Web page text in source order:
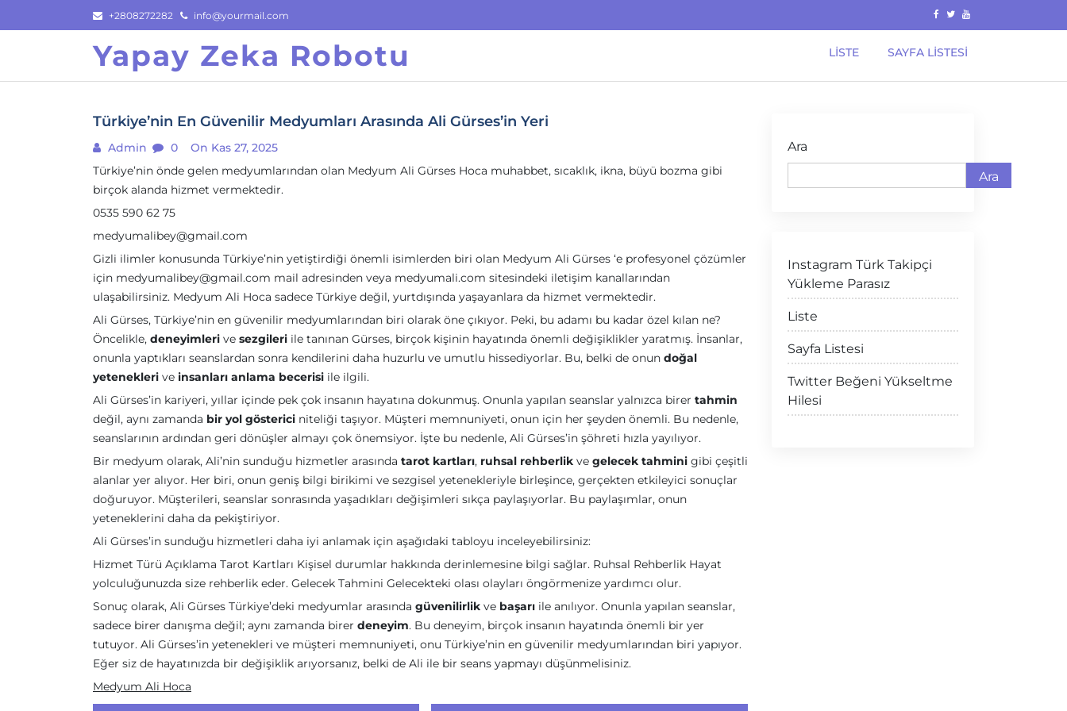
to
+2808272282 info@yourmail.com
Yapay Zeka Robotu LISTE SAYFA LISTESI
Türkiye’nin En Güvenilir Medyumları Arasında Ali Gürses’in Yeri
Admin 0
On Kas 27, 2025
Türkiye’nin önde gelen medyumlarından olan Medyum Ali Gürses Hoca muhabbet, sıcaklık, ikna, büyü bozma gibi
birçok alanda hizmet vermektedir.
0535 590 62 75
medyumalibey@gmail.com
Gizli ilimler konusunda Türkiye’nin yetiştirdiği önemli isimlerden biri olan Medyum Ali Gürses ‘e profesyonel çözümler
için medyumalibey@gmail.com mail adresinden veya medyumali.com sitesindeki iletişim kanallarından
ulaşabilirsiniz. Medyum Ali Hoca sadece Türkiye değil, yurtdışında yaşayanlara da hizmet vermektedir.
Ali Gürses, Türkiye’nin en güvenilir medyumlarından biri olarak öne çıkıyor. Peki, bu adamı bu kadar özel kılan ne?
Öncelikle, deneyimleri ve sezgileri ile tanınan Gürses, birçok kişinin hayatında önemli değişiklikler yaratmış. İnsanlar,
onunla yaptıkları seanslardan sonra kendilerini daha huzurlu ve umutlu hissediyorlar. Bu, belki de onun doğal
yetenekleri ve insanları anlama becerisi ile ilgili.
Ali Gürses’in kariyeri, yıllar içinde pek çok insanın hayatına dokunmuş. Onunla yapılan seanslar yalnızca birer tahmin
değil, aynı zamanda bir yol gösterici niteliği taşıyor. Müşteri memnuniyeti, onun için her şeyden önemli. Bu nedenle,
seanslarının ardından geri dönüşler almayı çok önemsiyor. İşte bu nedenle, Ali Gürses’in şöhreti hızla yayılıyor.
Bir medyum olarak, Ali’nin sunduğu hizmetler arasında tarot kartları, ruhsal rehberlik ve gelecek tahmini gibi çeşitli
alanlar yer alıyor. Her biri, onun geniş bilgi birikimi ve sezgisel yetenekleriyle birleşince, gerçekten etkileyici sonuçlar
doğuruyor. Müşterileri, seanslar sonrasında yaşadıkları değişimleri sıkça paylaşıyorlar. Bu paylaşımlar, onun
yeteneklerini daha da pekiştiriyor.
Ali Gürses’in sunduğu hizmetleri daha iyi anlamak için aşağıdaki tabloyu inceleyebilirsiniz:
Hizmet Türü Açıklama Tarot Kartları Kişisel durumlar hakkında derinlemesine bilgi sağlar. Ruhsal Rehberlik Hayat
yolculuğunuzda size rehberlik eder. Gelecek Tahmini Gelecekteki olası olayları öngörmenize yardımcı olur.
Sonuç olarak, Ali Gürses Türkiye’deki medyumlar arasında güvenilirlik ve başarı ile anılıyor. Onunla yapılan seanslar,
sadece birer danışma değil; aynı zamanda birer deneyim. Bu deneyim, birçok insanın hayatında önemli bir yer
tutuyor. Ali Gürses’in yetenekleri ve müşteri memnuniyeti, onu Türkiye’nin en güvenilir medyumlarından biri yapıyor.
Eğer siz de hayatınızda bir değişiklik arıyorsanız, belki de Ali ile bir seans yapmayı düşünmelisiniz.
Medyum Ali Hoca
Ara
Ara
Instagram Türk Takipçi
Yükleme Parasız
Liste
Sayfa Listesi
Twitter Beğeni Yükseltme
Hilesi